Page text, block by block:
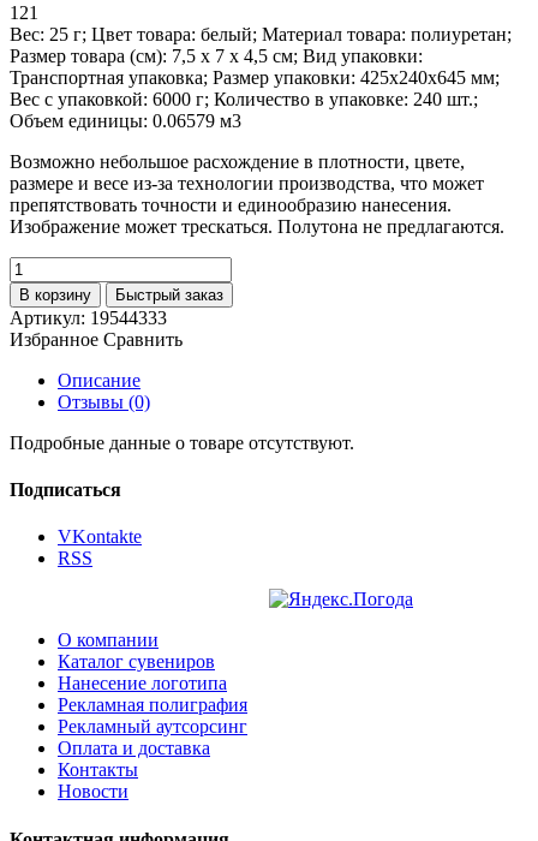
121
Вес: 25 г; Цвет товара: белый; Материал товара: полиуретан;
Размер товара (см): 7,5 х 7 х 4,5 см; Вид упаковки:
Транспортная упаковка; Размер упаковки: 425x240x645 мм;
Вес с упаковкой: 6000 г; Количество в упаковке: 240 шт.;
Объем единицы: 0.06579 м3
Возможно небольшое расхождение в плотности, цвете,
размере и весе из-за технологии производства, что может
препятствовать точности и единообразию нанесения.
Изображение может трескаться. Полутона не предлагаются.
В корзину Быстрый заказ
Артикул: 19544333
Избранное Сравнить
Описание
Отзывы (0)
Подробные данные о товаре отсутствуют.
Подписаться
VKontakte
RSS
О компании
Каталог сувениров
Нанесение логотипа
Рекламная полиграфия
Рекламный аутсорсинг
Оплата и доставка
Контакты
Новости